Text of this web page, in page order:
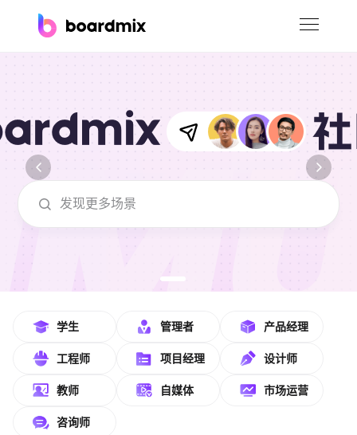
下载
企业服务
帮助中心
知识分享社区
boardmix在线模板社区-海量模板免费下
学生 管理者 产品经理
工程师 项目经理 设计师
教师 自媒体 市场运营
咨询师